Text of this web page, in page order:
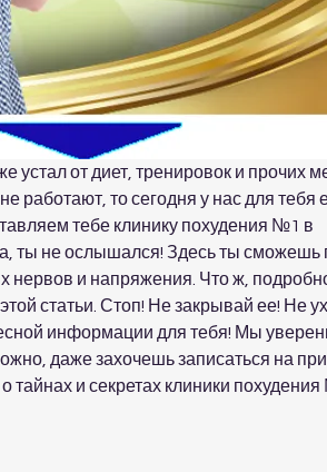
устал от диет, тренировок и прочих
работают, то сегодня у нас для тебя
тебе клинику похудения №1 в
ты не ослышался! Здесь ты сможешь
нервов и напряжения. Что ж,
статьи. Стоп! Не закрывай ее! Не
информации для тебя! Мы
даже захочешь записаться на
тайнах и секретах клиники